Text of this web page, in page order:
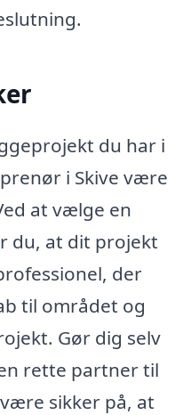
du har i
i Skive være
at vælge en
du, at dit projekt
der
til området og
Gør dig selv
rette partner til
sikker på, at